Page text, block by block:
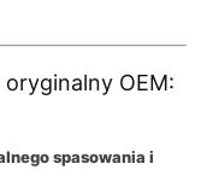
OEM:
spasowania i